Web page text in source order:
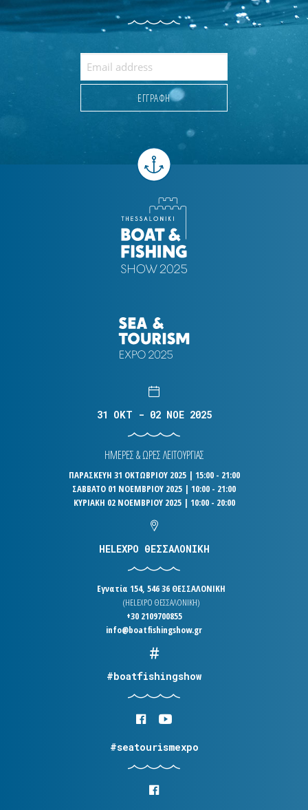
31 OKT - 02 NOE 2025
ΗΜΕΡΕΣ & ΩΡΕΣ ΛΕΙΤΟΥΡΓΙΑΣ
ΠΑΡΑΣΚΕΥΗ 31 ΟΚΤΩΒΡΙΟΥ 2025 | 15:00 - 21:00
ΣΑΒΒΑΤΟ 01 ΝΟΕΜΒΡΙΟΥ 2025 | 10:00 - 21:00
ΚΥΡΙΑΚΗ 02 ΝΟΕΜΒΡΙΟΥ 2025 | 10:00 - 20:00
HELEXPO ΘΕΣΣΑΛΟΝΙΚΗ
Εγνατία 154, 546 36 ΘΕΣΣΑΛΟΝΙΚΗ
(HELEXPO ΘΕΣΣΑΛΟΝΙΚΗ)
+30 2109700855
info@boatfishingshow.gr
#boatfishingshow
#seatourismexpo